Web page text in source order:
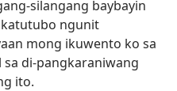
silangang baybayin
katutubo ngunit
mong ikuwento ko sa
di-pangkaraniwang
ito.